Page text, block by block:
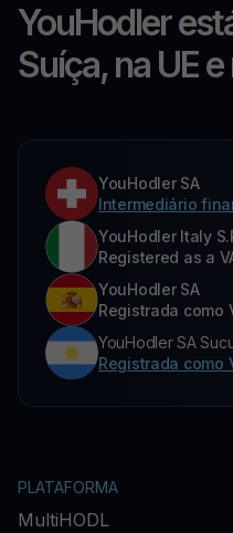
YouHodler
Suíça, na UE
YouHodler SA
Intermediário
YouHodler Italy
Registered as a
YouHodler SA
Registrada como
YouHodler SA
Registrada como
PLATAFORMA
MultiHODL